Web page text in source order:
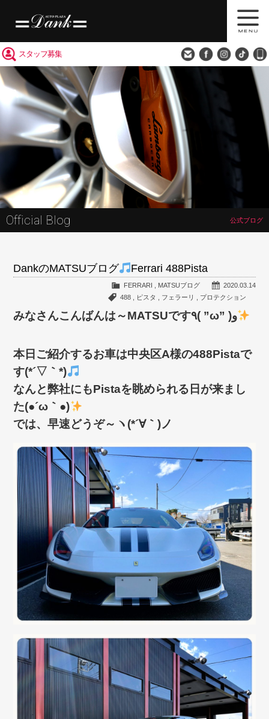
スタッフ募集
Official Blog 公式ブログ
DankのMATSUブログ Ferrari 488Pista
2020.03.14
FERRARI
MATSUブログ
488, ピスタ フェラーリ プロテクション
みなさんこんばんは～MATSUです٩( ”ω” )و
本日ご紹介するお車は中央区A様の488Pistaで
す(*´▽｀*)
なんと弊社にもPistaを眺められる日が来まし
た(●´ω｀●)
では、早速どうぞ～ヽ(*´∀｀)ノ